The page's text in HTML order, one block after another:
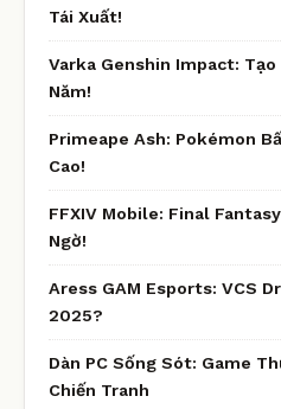
Tái Xuất!
Varka Genshin Impact:
Năm!
Primeape Ash: Pokémon
Cao!
FFXIV Mobile: Final
Ngờ!
Aress GAM Esports: VCS
2025?
Dàn PC Sống Sót: Game
Chiến Tranh